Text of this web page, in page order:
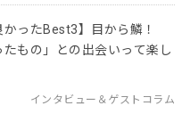
かったBest3】目から鱗！
たもの」との出会いって楽し
インタビュー＆ゲストコラム